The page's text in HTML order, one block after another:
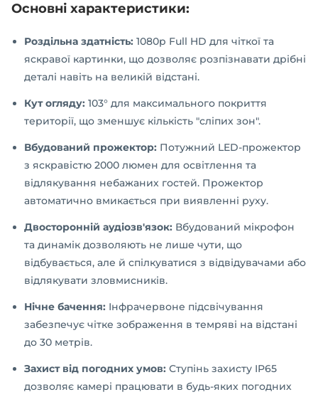
Основні характеристики:
Роздільна здатність: 1080p Full HD для чіткої та
яскравої картинки, що дозволяє розпізнавати дрібні
деталі навіть на великій відстані.
Кут огляду: 103° для максимального покриття
території, що зменшує кількість "сліпих зон".
Вбудований прожектор: Потужний LED-прожектор
з яскравістю 2000 люмен для освітлення та
відлякування небажаних гостей. Прожектор
автоматично вмикається при виявленні руху.
Двосторонній аудіозв'язок: Вбудований мікрофон
та динамік дозволяють не лише чути, що
відбувається, але й спілкуватися з відвідувачами або
відлякувати зловмисників.
Нічне бачення: Інфрачервоне підсвічування
забезпечує чітке зображення в темряві на відстані
до 30 метрів.
Захист від погодних умов: Ступінь захисту IP65
дозволяє камері працювати в будь-яких погодних